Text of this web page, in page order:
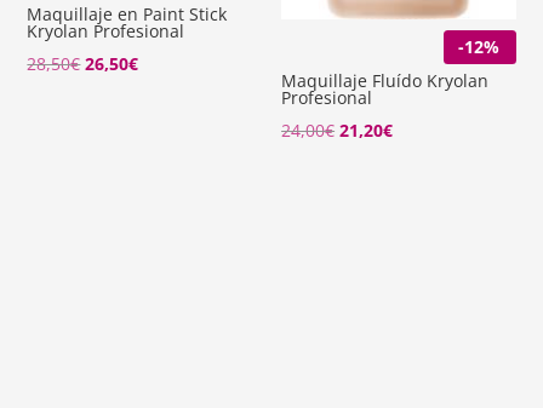
Maquillaje en Paint Stick
Kryolan Profesional
28,50€El
26,50€El
-12%
Maquillaje Fluído Kryolan
Profesional
24,00€ El
21,20€El